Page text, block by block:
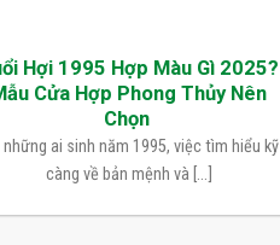
Hợi 1995 Hợp Màu Gì 2025?
Cửa Hợp Phong Thủy Nên
Chọn
những ai sinh năm 1995, việc tìm hiểu kỹ
càng về bản mệnh và [...]